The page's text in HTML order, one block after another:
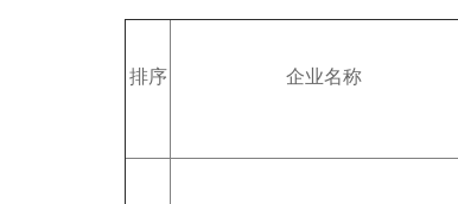
排序 企业名称